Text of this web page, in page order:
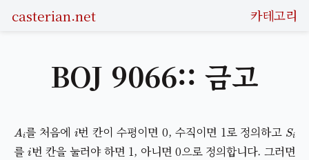
casterian.net 카테고리
BOJ 9066:: 금고
를 처음에 번 칸이 수평이면 0, 수직이면 1로 정의하고
를i번 칸을 눌러야 하면 1, 아니면 0으로 정의합니다. 그러면